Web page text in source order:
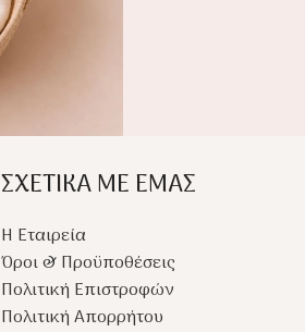
ΣΧΕΤΙΚΑ ΜΕ ΕΜΑΣ
Η Εταιρεία
Όροι & Προϋποθέσεις
Πολιτική Επιστροφών
Πολιτική Απορρήτου